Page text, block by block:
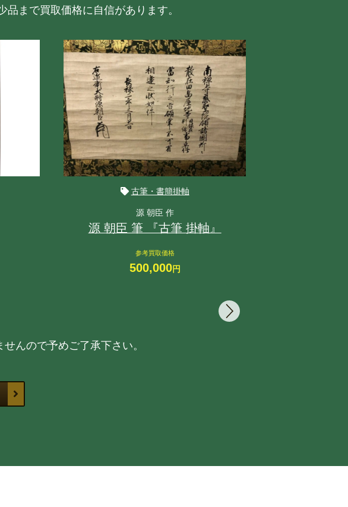
まで買取価格に自信があります。
古筆・書簡掛軸
源 朝臣 作
源 朝臣 筆 『古筆 掛軸』
参考買取価格
500,000円
んので予めご了承下さい。